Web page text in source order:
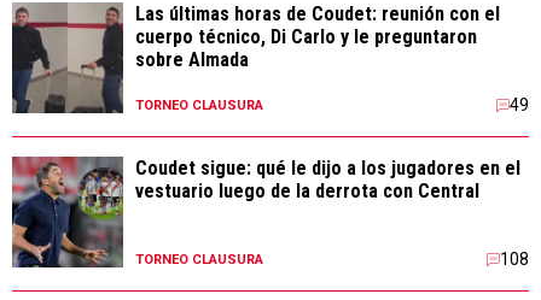
Las últimas horas de Coudet: reunión con el
cuerpo técnico, Di Carlo y le preguntaron
sobre Almada
TORNEO CLAUSURA 49
Coudet sigue: qué le dijo a los jugadores en el
vestuario luego de la derrota con Central
TORNEO CLAUSURA 108